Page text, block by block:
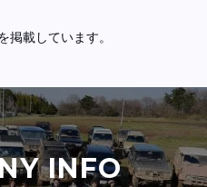
掲載しています。
INFO